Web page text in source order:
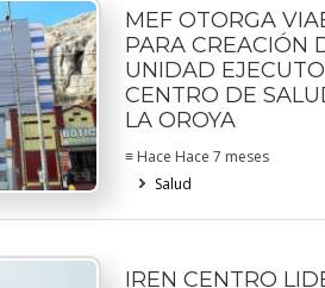
MEF OTORGA
PARA CREACIÓN
UNIDAD
CENTRO DE
LA OROYA
≡ Hace Hace 7 meses
Salud
IREN CENTRO